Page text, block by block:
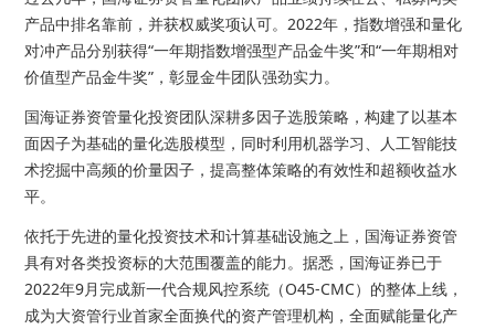
产品中排名靠前，并获权威奖项认可。2022年，指数增强和量化
对冲产品分别获得“一年期指数增强型产品金牛奖”和“一年期相对
价值型产品金牛奖”，彰显金牛团队强劲实力。
国海证券资管量化投资团队深耕多因子选股策略，构建了以基本
面因子为基础的量化选股模型，同时利用机器学习、人工智能技
术挖掘中高频的价量因子，提高整体策略的有效性和超额收益水
平。
依托于先进的量化投资技术和计算基础设施之上，国海证券资管
具有对各类投资标的大范围覆盖的能力。据悉，国海证券已于
2022年9月完成新一代合规风控系统（O45-CMC）的整体上线，
成为大资管行业首家全面换代的资产管理机构，全面赋能量化产